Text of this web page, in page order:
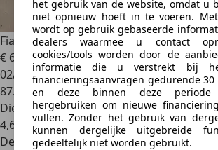
Fiat Fiorino1.3 Multijet AUTOMAAT
€ 6.900
02/2019
87.000 km
Diesel
4,6 l/100 km (comb.)
Dealer
het gebruik van de website, omdat u
niet opnieuw hoeft in te voeren.
wordt op gebruik gebaseerde
dealers waarmee u contact
cookies/tools worden door de
informatie die u verstrekt bij
financieringsaanvragen gedurende
en deze binnen deze periode
hergebruiken om nieuwe
vullen. Zonder het gebruik van
kunnen dergelijke uitgebreide
gedeeltelijk niet worden gebruikt.